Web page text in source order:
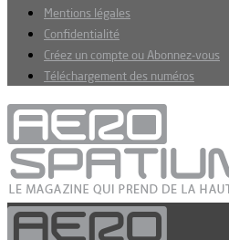
Mentions légales
Confidentialité
Créez un compte ou Abonnez-vous
Téléchargement des numéros